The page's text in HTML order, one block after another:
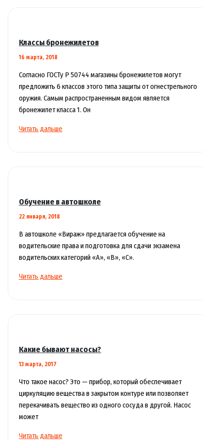
Классы бронежилетов
16 марта, 2018
Согласно ГОСТу Р 50744 магазины бронежилетов могут
предложить 6 классов этого типа защиты от огнестрельного
оружия. Самым распространенным видом является
бронежилет класса 1. Он
Классы
Читать дальше
Обучение в автошколе
22 января, 2018
В автошколе «Вираж» предлагается обучение на
водительские права и подготовка для сдачи экзамена
водительских категорий «А», «B», «С».
Обучение
Читать дальше
Какие бывают насосы?
13 марта, 2017
Что такое насос? Это — прибор, который обеспечивает
циркуляцию вещества в закрытом контуре или позволяет
перекачивать вещество из одного сосуда в другой. Насос
может
Какие
Читать дальше